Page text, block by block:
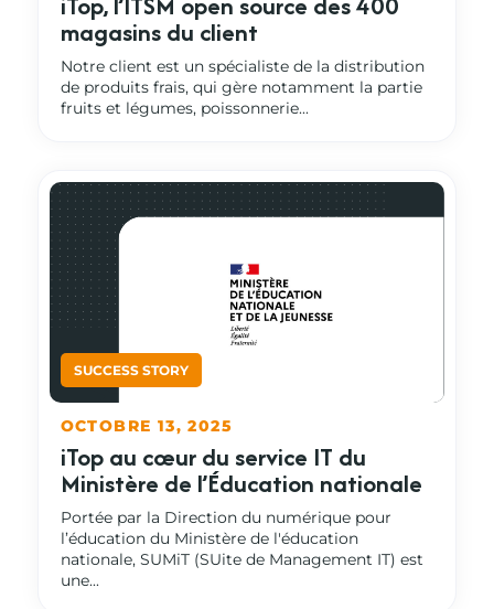
magasins du client
Notre client est un spécialiste de la distribution
de produits frais, qui gère notamment la partie
fruits et légumes, poissonnerie...
iTop au cœur du service IT du
Ministère de l’Éducation nationale
OCTOBRE 13, 2025
Portée par la Direction du numérique pour
l’éducation du Ministère de l'éducation
nationale, SUMiT (SUite de Management IT) est
une...